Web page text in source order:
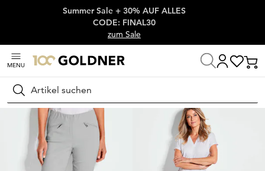
Überspringe Navigation, direkt zum Content
Summer Sale + 30% AUF ALLES
CODE: FINAL30
zum Sale
MENU
Suchen
Startseite Damenmode